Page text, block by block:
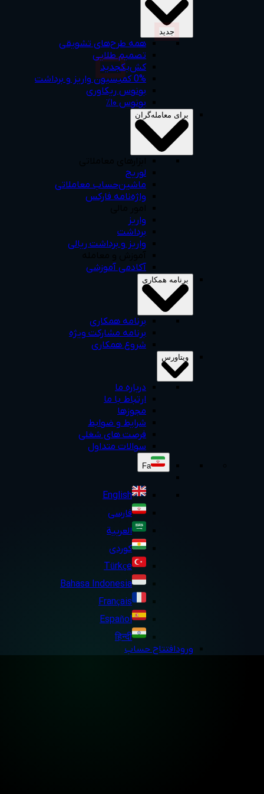
جديد
همه‌ طرح‌های‌ تشویقی
تصمیم طلایی
کش‌بکجديد
0% کمیسیون واریز و برداشت
بونوس ریکاوری
بونوس ۱۰٪
برای معامله‌گران
لوریج
ماشین‌حساب‌ معاملاتی
واژه‌نامه فارکس
واریز
برداشت
واریز و برداشت ریالی
آکادمی آموزشی
برنامه همکاری
برنامه همکاری
برنامه مشارکت ویژه
شروع همکاری
ویتاورس
درباره ما
ارتباط با ما
مجوزها
شرایط و ضوابط
فرصت های شغلی
سوالات متداول
Fa
English
فارسی
العربية
کوردی
Türkçe
Bahasa Indonesia
Français
Español
हिन्दी
ورودافتتاح حساب